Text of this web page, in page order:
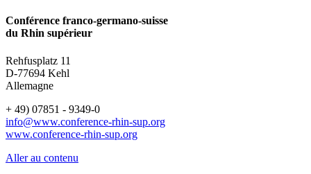
Conférence franco-germano-suisse
du Rhin supérieur
Rehfusplatz 11
D-77694 Kehl
Allemagne
+ 49) 07851 - 9349-0
info@www.conference-rhin-sup.org
www.conference-rhin-sup.org
Aller au contenu